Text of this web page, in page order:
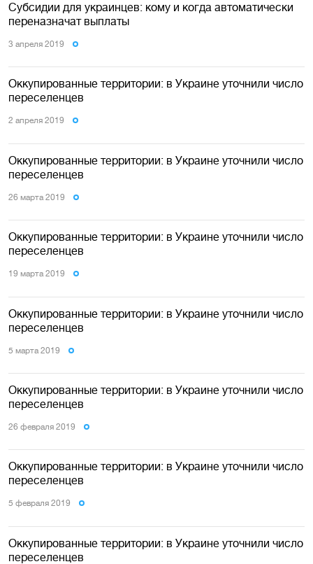
Субсидии для украинцев: кому и когда автоматически
переназначат выплаты
3 апреля 2019
Оккупированные территории: в Украине уточнили число
переселенцев
2 апреля 2019
Оккупированные территории: в Украине уточнили число
переселенцев
26 марта 2019
Оккупированные территории: в Украине уточнили число
переселенцев
19 марта 2019
Оккупированные территории: в Украине уточнили число
переселенцев
5 марта 2019
Оккупированные территории: в Украине уточнили число
переселенцев
26 февраля 2019
Оккупированные территории: в Украине уточнили число
переселенцев
5 февраля 2019
Оккупированные территории: в Украине уточнили число
переселенцев